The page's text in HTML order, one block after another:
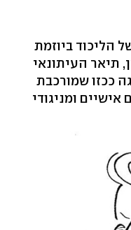
הליכוד ביוזמת
תיאר העיתונאי
ככזו שמורכבת
ומניגודי